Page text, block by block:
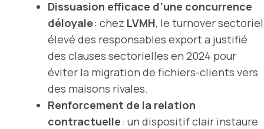
Dissuasion efficace d’une concurrence
déloyale: chez LVMH, le turnover sectoriel
élevé des responsables export a justifié
des clauses sectorielles en 2024 pour
éviter la migration de fichiers-clients vers
des maisons rivales.
Renforcement de la relation
contractuelle: un dispositif clair instaure